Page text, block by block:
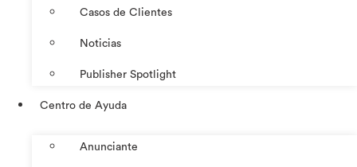
Casos de Clientes
Noticias
Publisher Spotlight
Centro de Ayuda
Anunciante